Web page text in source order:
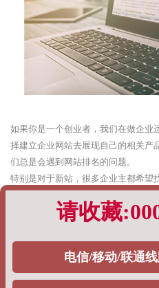
如果你是一个创业者，我们在做企业
择建立企业网站去展现自己的相关产
们总是会遇到网站排名的问题。
特别是对于新站，很多企业主都希望
都完全基于企业主的需求。
下内容阐述：
对于一些刚入SEO行业的企业主而